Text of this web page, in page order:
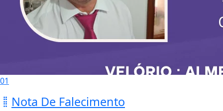
01
Nota De Falecimento